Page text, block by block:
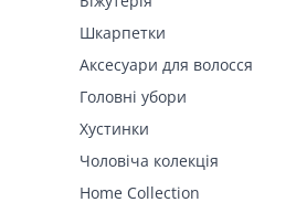
Шкарпетки
Аксесуари для волосся
Головні убори
Хустинки
Чоловіча колекція
Home Collection
Розмір (2)
Основний колір (13)